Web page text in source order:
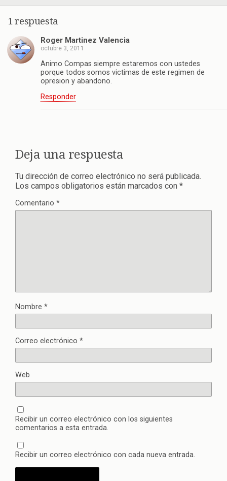
1 respuesta
Roger Martinez Valencia
octubre 3, 2011
Animo Compas siempre estaremos con ustedes
porque todos somos victimas de este regimen de
opresion y abandono.
Responder
Deja una respuesta
Tu dirección de correo electrónico no será publicada.
Los campos obligatorios están marcados con *
Comentario *
Nombre *
Correo electrónico *
Web
Recibir un correo electrónico con los siguientes
comentarios a esta entrada.
Recibir un correo electrónico con cada nueva entrada.